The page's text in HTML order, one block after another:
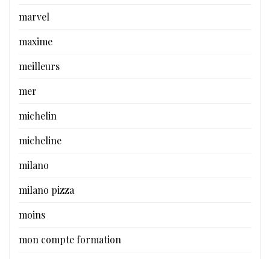
marvel
maxime
meilleurs
mer
michelin
micheline
milano
milano pizza
moins
mon compte formation